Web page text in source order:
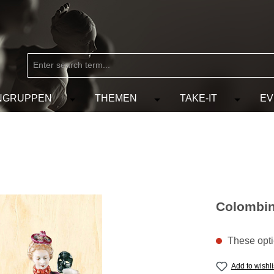
the category MARKEN
the dropdown menu from the category KÜNSTLER
Open or close the dropdown menu from the
THEMEN Open or close the
TAKE-IT Open or
These
Add to